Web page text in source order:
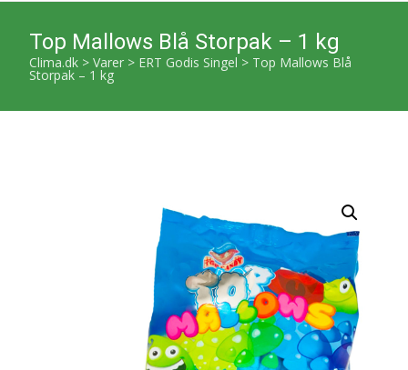
Top Mallows Blå Storpak – 1 kg
Clima.dk > Varer > ERT Godis Singel > Top Mallows Blå
Storpak – 1 kg